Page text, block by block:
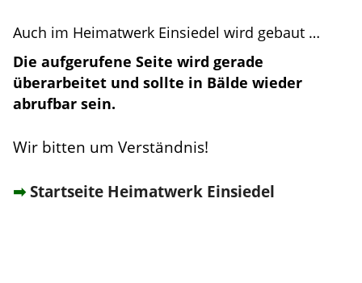
Auch im Heimatwerk Einsiedel wird gebaut …
Die aufgerufene Seite wird gerade
überarbeitet und sollte in Bälde wieder
abrufbar sein.
Wir bitten um Verständnis!
➡Startseite Heimatwerk Einsiedel